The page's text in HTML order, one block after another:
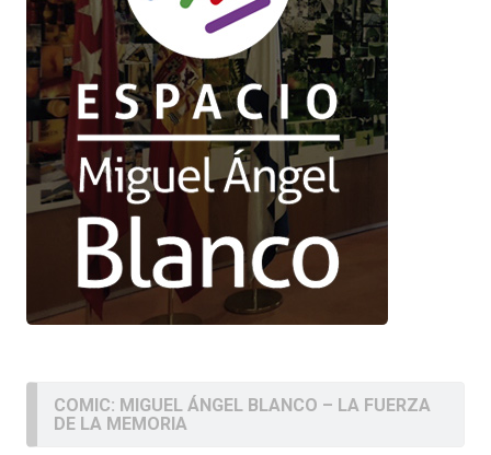
COMIC: MIGUEL ÁNGEL BLANCO – LA FUERZA
DE LA MEMORIA